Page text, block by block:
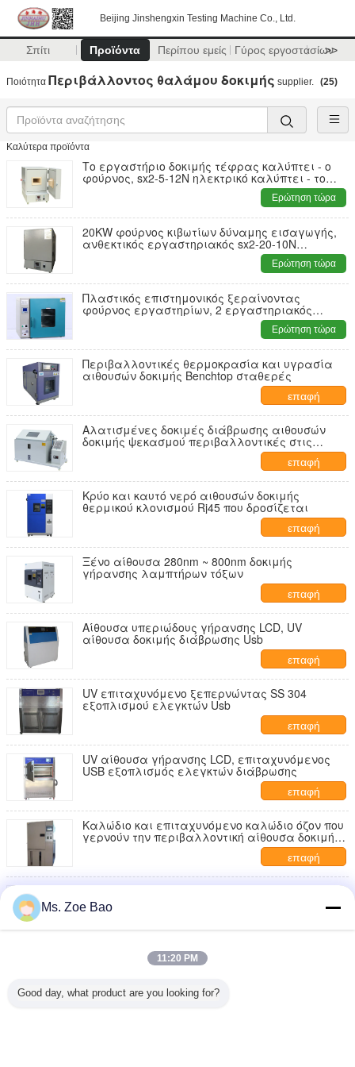
Beijing Jinshengxin Testing Machine Co., Ltd.
Σπίτι Προϊόντα Περίπου εμείς Γύρος εργοστασίων
>>
Ποιότητα Περιβάλλοντος θαλάμου δοκιμής supplier. (25)
Καλύτερα προϊόντα
Το εργαστήριο δοκιμής τέφρας καλύπτει - ο
φούρνος, sx2-5-12N ηλεκτρικό καλύπτει - το
Ερώτηση τώρα
20KW φούρνος κιβωτίων δύναμης εισαγωγής,
ανθεκτικός εργαστηριακός sx2-20-10N
Ερώτηση τώρα
Πλαστικός επιστημονικός ξεραίνοντας
φούρνος εργαστηρίων, 2 εργαστηριακός
ξεραίνοντας φούρνος δίσκων dhg-9030A
Ερώτηση τώρα
Περιβαλλοντικές θερμοκρασία και υγρασία
αιθουσών δοκιμής Benchtop σταθερές
επαφή
Αλατισμένες δοκιμές διάβρωσης αιθουσών
δοκιμής ψεκασμού περιβαλλοντικές στις
επαφή
Κρύο και καυτό νερό αιθουσών δοκιμής
θερμικού κλονισμού Rj45 που δροσίζεται
επαφή
Ξένο αίθουσα 280nm ~ 800nm δοκιμής
γήρανσης λαμπτήρων τόξων
επαφή
Αίθουσα υπεριώδους γήρανσης LCD, UV
αίθουσα δοκιμής διάβρωσης Usb
επαφή
UV επιταχυνόμενο ξεπερνώντας SS 304
εξοπλισμού ελεγκτών Usb
επαφή
UV αίθουσα γήρανσης LCD, επιταχυνόμενος
USB εξοπλισμός ελεγκτών διάβρωσης
επαφή
Καλώδιο και επιταχυνόμενο καλώδιο όζον που
γερνούν την περιβαλλοντική αίθουσα δοκιμής
επαφή
γήρανσης όζοντος ODM OBM cOem
Επιταχυνόμενος UV λαμπτήρας που γερνά την
περιβαλλοντική αίθουσα δοκιμής 40W
Ms. Zoe Bao
11:20 PM
Good day, what product are you looking for?